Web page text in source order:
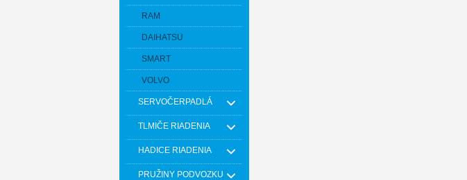
RAM
DAIHATSU
SMART
VOLVO
SERVOČERPADLÁ
TLMIČE RIADENIA
HADICE RIADENIA
PRUŽINY PODVOZKU